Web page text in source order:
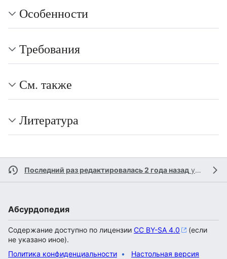
Особенности
Требования
См. также
Литература
Последний раз редактировалась 2 года назад участником
Абсурдопедия
Содержание доступно по лицензии CC BY-SA 4.0
(если
не указано иное).
Политика конфиденциальности
Настольная версия